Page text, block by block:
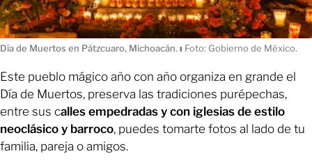
Día de Muertos en Pátzcuaro, Michoacán. ı Foto: Gobierno de México.
Este pueblo mágico año con año organiza en grande el
Día de Muertos, preserva las tradiciones purépechas,
entre sus calles empedradas y con iglesias de estilo
neoclásico y barroco, puedes tomarte fotos al lado de tu
familia, pareja o amigos.